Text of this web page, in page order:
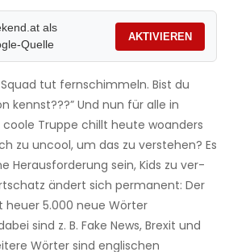
als
Quelle
AKTIVIEREN
Squad tut fernschimmeln. Bist du
kennst???” Und nun für alle in
Truppe chillt heute woanders
zu uncool, um das zu verstehen? Es
Herausforderung sein, Kids zu ver­
ändert sich permanent: Der
5.000 neue Wörter
sind z. B. Fake News, Brexit und
Wörter sind englischen